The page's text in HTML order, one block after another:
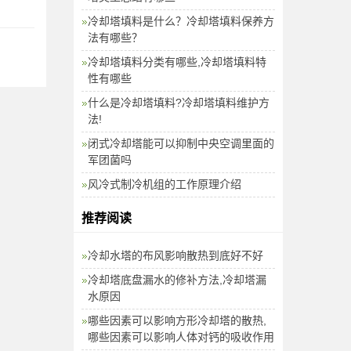
冷却塔填料是什么？冷却塔填料保养方
法有哪些？
冷却塔填料分类有哪些,冷却塔填料特
性有哪些
什么是冷却塔填料?冷却塔填料维护方
法!
闭式冷却塔能可以抑制中央空调里面的
军团菌吗
风冷式制冷机组的工作原理介绍
推荐阅读
冷却水塔的布风影响散热到底好不好
冷却塔底盘漏水的修补方法,冷却塔漏
水原因
哪些因素可以影响方形冷却塔的散热,
哪些因素可以影响人体对钙的吸收作用